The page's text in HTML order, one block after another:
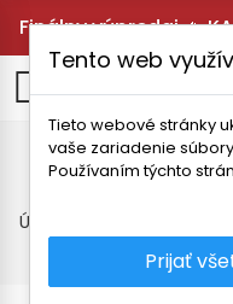
Finálny výpredaj 🔥
Úvodná stránka
Tento web
Tieto webové stránky
vaše zariadenie
Používaním týchto
Prijať